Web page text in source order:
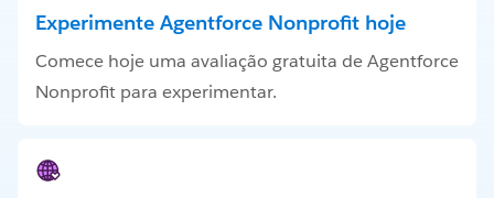
Experimente Agentforce Nonprofit hoje
Comece hoje uma avaliação gratuita de Agentforce
Nonprofit para experimentar.